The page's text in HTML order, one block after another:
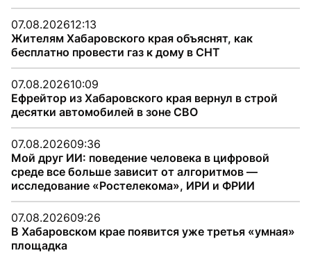
07.08.202612:13
Жителям Хабаровского края объяснят, как
бесплатно провести газ к дому в СНТ
07.08.202610:09
Ефрейтор из Хабаровского края вернул в строй
десятки автомобилей в зоне СВО
07.08.202609:36
Мой друг ИИ: поведение человека в цифровой
среде все больше зависит от алгоритмов —
исследование «Ростелекома», ИРИ и ФРИИ
07.08.202609:26
В Хабаровском крае появится уже третья «умная»
площадка